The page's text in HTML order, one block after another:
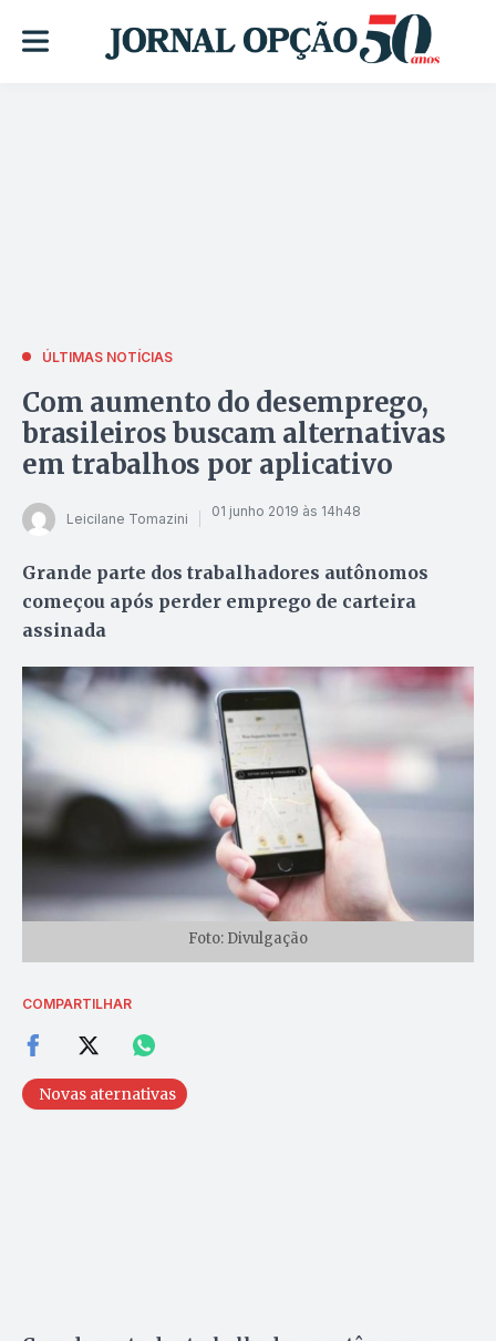
ÚLTIMAS NOTÍCIAS
Com aumento do desemprego,
brasileiros buscam alternativas
em trabalhos por aplicativo
Leicilane Tomazini 01 junho 2019 às 14h48
Grande parte dos trabalhadores autônomos
começou após perder emprego de carteira
assinada
Foto: Divulgação
COMPARTILHAR
Novas aternativas